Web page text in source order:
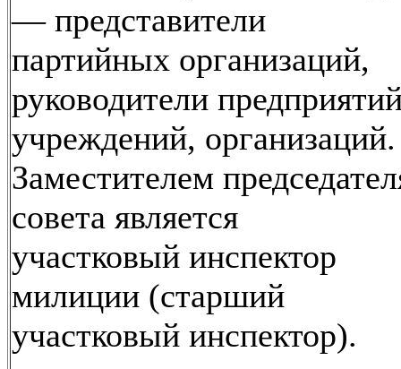
— представители
партийных организаций,
руководители
учреждений, организаций.
Заместителем
совета является
участковый инспектор
милиции (старший
участковый инспектор).